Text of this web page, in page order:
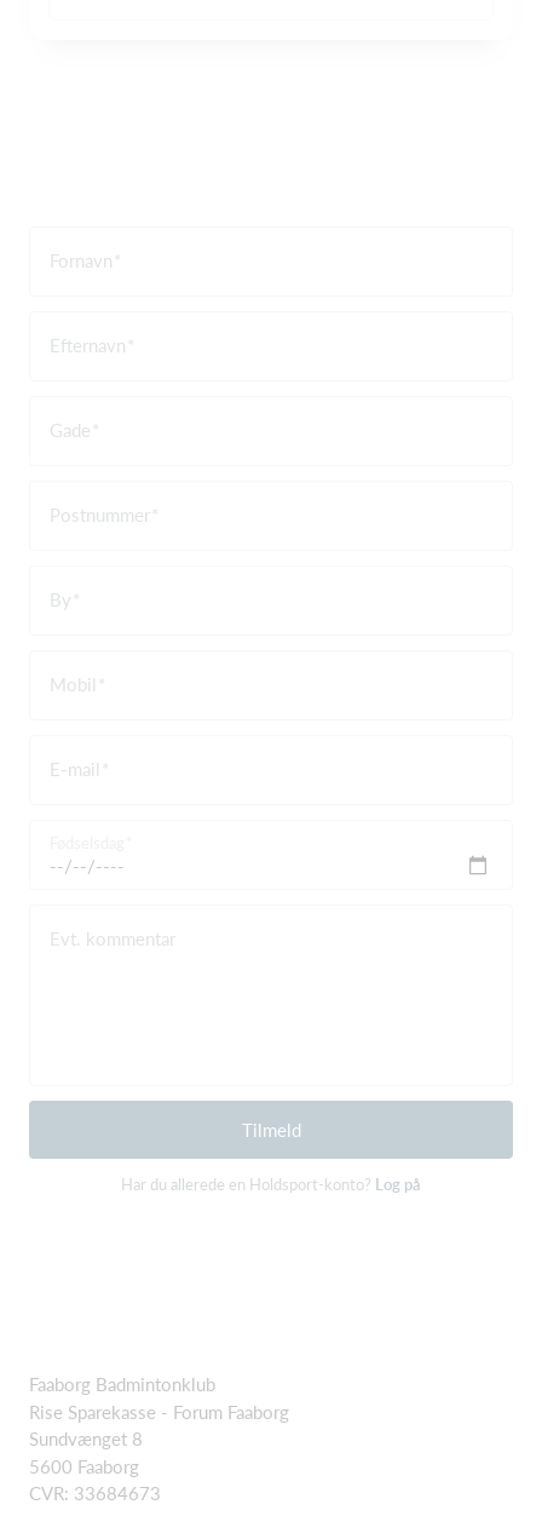
Fornavn
Efternavn
Gade
Postnummer
By
Mobil
E-mail
Evt. kommentar
Tilmeld
Har du allerede en Holdsport-konto? Log på
Faaborg Badmintonklub
Rise Sparekasse - Forum Faaborg
Sundvænget 8
5600 Faaborg
CVR: 33684673